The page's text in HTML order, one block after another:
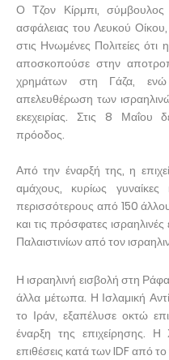
Ο Τζον Κίρμπι, σύμβουλος
ασφάλειας του Λευκού Οίκου,
στις Ηνωμένες Πολιτείες ότι
αποσκοπούσε στην
χρημάτων στη Γάζα, ενώ
απελευθέρωση των
εκεχειρίας. Στις 8 Μαΐου
πρόοδος.
Από την έναρξή της, η
αμάχους, κυρίως γυναίκες
περισσότερους από 150
και τις πρόσφατες
Παλαιστινίων από τον
Η ισραηλινή εισβολή στη
άλλα μέτωπα. Η Ισλαμική
το Ιράν, εξαπέλυσε οκτώ
έναρξη της επιχείρησης. Η
επιθέσεις κατά των IDF από το